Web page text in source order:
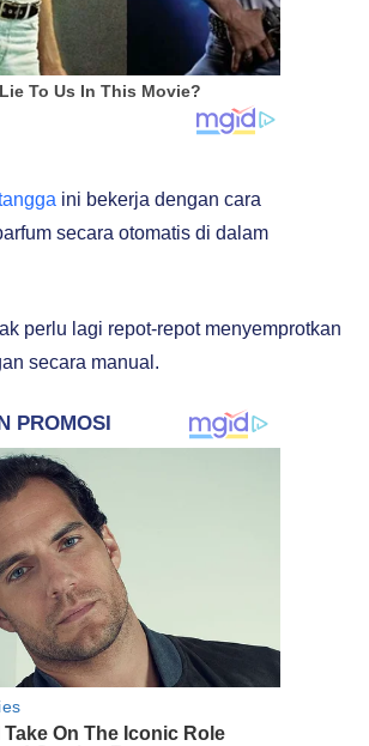
ini bekerja dengan cara
secara otomatis di dalam
perlu lagi repot-repot menyemprotkan
secara manual.